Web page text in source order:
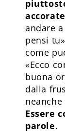
andare
pensi
come
«Ecco
buona
dalla
Essere
parole.